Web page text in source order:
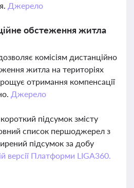
Джерело
обстеження житла
комісіям дистанційно
житла на територіях
отримання компенсації
Джерело
підсумок змісту
список першоджерел з
підсумок за добу
версії Платформи LIGA360.